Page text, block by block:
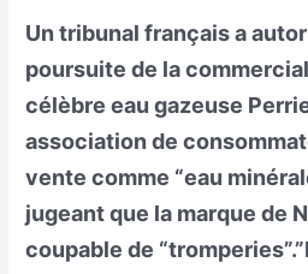
Un tribunal français a
poursuite de la
célèbre eau gazeuse
association de
vente comme “eau
jugeant que la marque de
coupable de